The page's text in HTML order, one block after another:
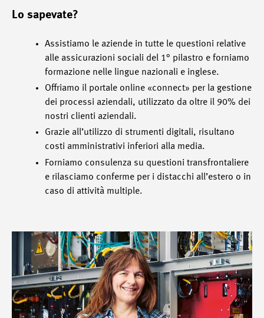
Lo sapevate?
Assistiamo le aziende in tutte le questioni relative
alle assicurazioni sociali del 1° pilastro e forniamo
formazione nelle lingue nazionali e inglese.
Offriamo il portale online «connect» per la gestione
dei processi aziendali, utilizzato da oltre il 90% dei
nostri clienti aziendali.
Grazie all’utilizzo di strumenti digitali, risultano
costi amministrativi inferiori alla media.
Forniamo consulenza su questioni transfrontaliere
e rilasciamo conferme per i distacchi all’estero o in
caso di attività multiple.